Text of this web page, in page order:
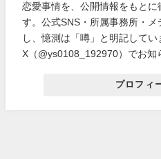
恋愛事情を、公開情報をもと
す。公式SNS・所属事務所・
し、憶測は「噂」と明記して
X（@ys0108_192970）でお知
プロフィ